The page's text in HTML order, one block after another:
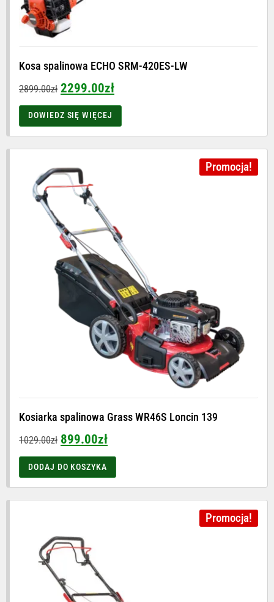
Kosa spalinowa ECHO SRM-420ES-LW
2899.00zł 2299.00zł
DOWIEDZ SIĘ WIĘCEJ
Promocja!
Kosiarka spalinowa Grass WR46S Loncin 139
1029.00zł 899.00zł
DODAJ DO KOSZYKA
Promocja!